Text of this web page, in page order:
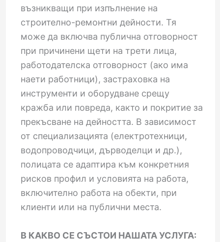
възникващи при изпълнение на
строително-ремонтни дейности. Тя
може да включва публична отговорност
при причинени щети на трети лица,
работодателска отговорност (ако има
наети работници), застраховка на
инструменти и оборудване срещу
кражба или повреда, както и покритие за
прекъсване на дейността. В зависимост
от специализацията (електротехници,
водопроводчици, дърводелци и др.),
полицата се адаптира към конкретния
рисков профил и условията на работа,
включително работа на обекти, при
клиенти или на публични места.
В КАКВО СЕ СЪСТОИ НАШАТА УСЛУГА: